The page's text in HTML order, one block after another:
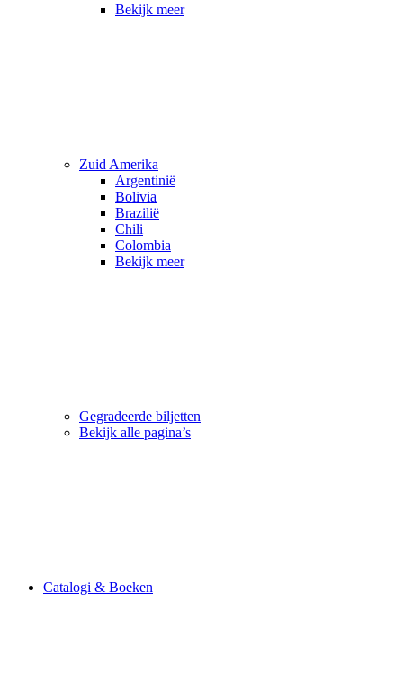
Bekijk meer
Zuid Amerika
Argentinië
Bolivia
Brazilië
Chili
Colombia
Bekijk meer
Gegradeerde biljetten
Bekijk alle pagina’s
Catalogi & Boeken